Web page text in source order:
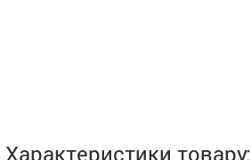
Характеристики товару: